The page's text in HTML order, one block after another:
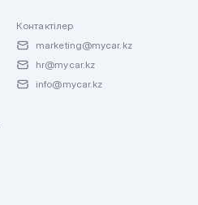
Контактілер
marketing@mycar.kz
hr@mycar.kz
info@mycar.kz